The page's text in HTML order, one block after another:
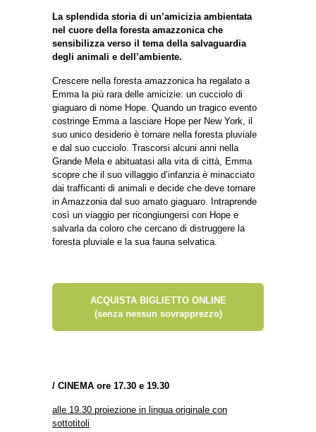
La splendida storia di un’amicizia ambientata
nel cuore della foresta amazzonica che
sensibilizza verso il tema della salvaguardia
degli animali e dell’ambiente.
Crescere nella foresta amazzonica ha regalato a
Emma la più rara delle amicizie: un cucciolo di
giaguaro di nome Hope. Quando un tragico evento
costringe Emma a lasciare Hope per New York, il
suo unico desiderio è tornare nella foresta pluviale
e dal suo cucciolo. Trascorsi alcuni anni nella
Grande Mela e abituatasi alla vita di città, Emma
scopre che il suo villaggio d’infanzia è minacciato
dai trafficanti di animali e decide che deve tornare
in Amazzonia dal suo amato giaguaro. Intraprende
così un viaggio per ricongiungersi con Hope e
salvarla da coloro che cercano di distruggere la
foresta pluviale e la sua fauna selvatica.
ACQUISTA BIGLIETTO ONLINE
(senza nessun sovrapprezzo)
/ CINEMA ore 17.30 e 19.30
alle 19.30 proiezione in lingua originale con
sottotitoli